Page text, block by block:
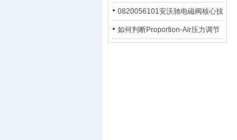
大问题解决措施
0820056101安沃驰电磁阀核心技
术参数
如何判断Proportion-Air压力调节